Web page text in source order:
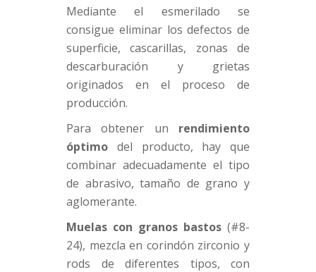
Mediante el esmerilado se
consigue eliminar los defectos de
superficie, cascarillas, zonas de
descarburación y grietas
originados en el proceso de
producción.
Para obtener un rendimiento
óptimo del producto, hay que
combinar adecuadamente el tipo
de abrasivo, tamaño de grano y
aglomerante.
Muelas con granos bastos (#8-
24), mezcla en corindón zirconio y
rods de diferentes tipos, con